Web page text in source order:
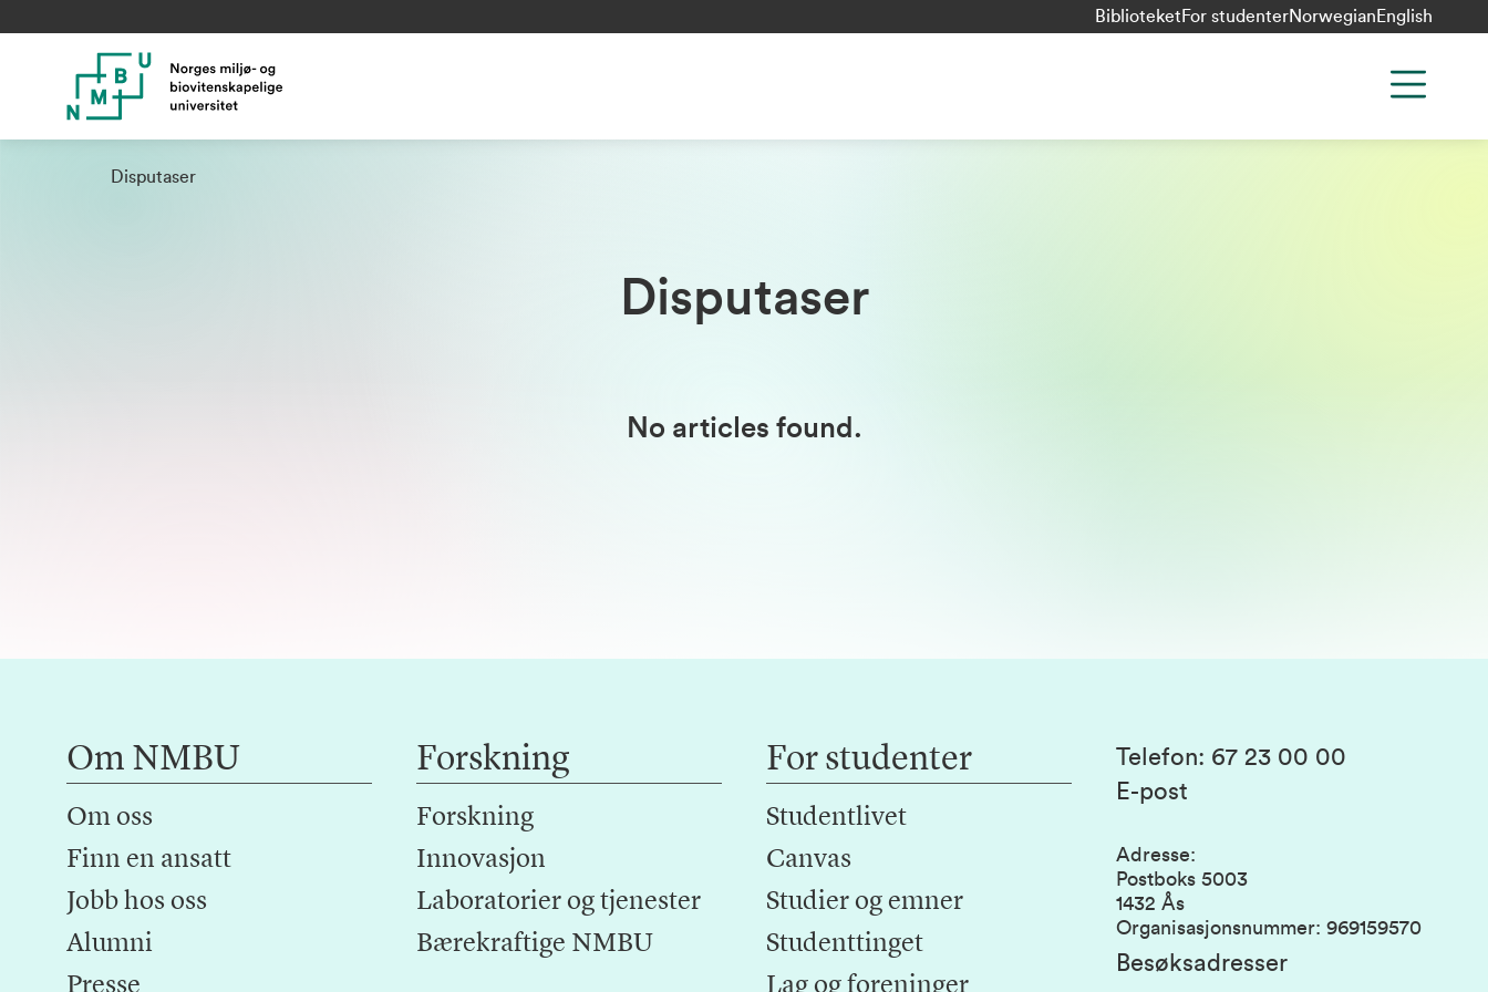
Biblioteket For studenterNorwegian English
Disputaser
Disputaser
No articles found.
Om NMBU
Om oss
Finn en ansatt
Jobb hos oss
Alumni
Presse
Forskning
Forskning
Innovasjon
Laboratorier og tjenester
Bærekraftige NMBU
For studenter
Studentlivet
Canvas
Studier og emner
Studenttinget
Lag og foreninger
Telefon: 67 23 00 00
E-post
Adresse:
Postboks 5003
1432 Ås
Organisasjonsnummer: 969159570
Besøksadresser